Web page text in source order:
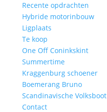
Recente opdrachten
Hybride motorinbouw
Ligplaats
Te koop
One Off Coninkskint
Summertime
Kraggenburg schoener
Boemerang Bruno
Scandinavische Volksboot
Contact